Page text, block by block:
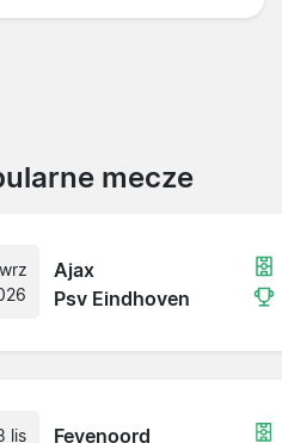
mecze
Ajax
Psv Eindhoven
lis
Feyenoord